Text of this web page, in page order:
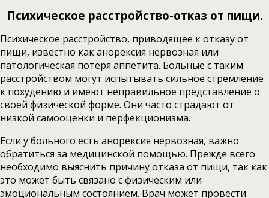
Психическое расстройство-отказ от пищи.
Психическое расстройство, приводящее к отказу от
пищи, известно как анорексия нервозная или
патологическая потеря аппетита. Больные с таким
расстройством могут испытывать сильное стремление
к похудению и имеют неправильное представление о
своей физической форме. Они часто страдают от
низкой самооценки и перфекционизма.
Если у больного есть анорексия нервозная, важно
обратиться за медицинской помощью. Прежде всего
необходимо выяснить причину отказа от пищи, так как
это может быть связано с физическим или
эмоциональным состоянием. Врач может провести